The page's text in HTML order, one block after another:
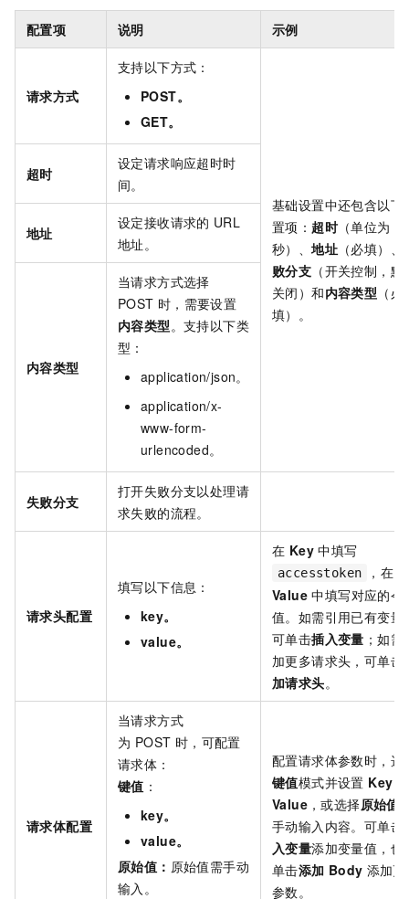
配置项 说明 示例
请求方式
支持以下方式：
POST。
GET。
基础设置中还包含以下
置项： 超时 （单位为
秒）、地址 （必填）、
败分支 （开关控制，默
关闭）和内容类型 （必
填）。
超时
设定请求响应超时时
间。
地址
设定接收请求的 URL
地址。
内容类型
当请求方式选择
POST 时，需要设置
内容类型 。支持以下类
型：
application/json。
application/x-
www-form-
urlencoded。
失败分支
打开失败分支以处理请
求失败的流程。
请求头配置
填写以下信息：
key。
value。
在 Key 中填写
accesstoken
，在
Value 中填写对应的令
值。如需引用已有变量
可单击插入变量 ；如需
加更多请求头，可单击
加请求头。
请求体配置
当请求方式
为 POST 时，可配置
请求体：
键值 ：
key。
value。
原始值： 原始值需手动
输入。
配置请求体参数时，选
键值模式并设置 Key
Value ，或选择原始值
手动输入内容。可单击
入变量添加变量值，也
单击添加 Body 添加
参数。